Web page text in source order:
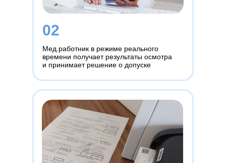
Мед.работник в режиме реального
времени получает результаты осмотра
и принимает решение о допуске
02